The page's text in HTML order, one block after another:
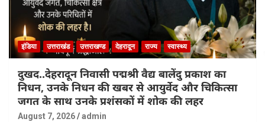
इंडिया उत्तराखंड उत्तराखण्ड देहरादून राज्य स्वास्थ्य
दुखद..देहरादून निवासी पद्मश्री वैद्य बालेंदु प्रकाश का
निधन, उनके निधन की खबर से आयुर्वेद और चिकित्सा
जगत के साथ उनके प्रशंसकों में शोक की लहर
August 7, 2026 admin